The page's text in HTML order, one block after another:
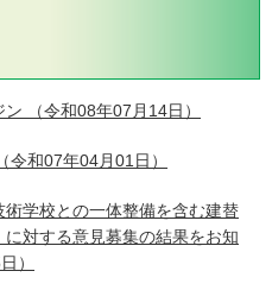
ン （令和08年07月14日）
（令和07年04月01日）
術学校との一体整備を含む建替
対する意見募集の結果をお知
）